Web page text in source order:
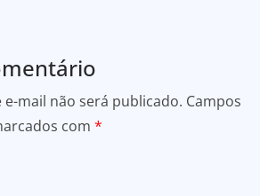
e-mail não será publicado. Campos
com *